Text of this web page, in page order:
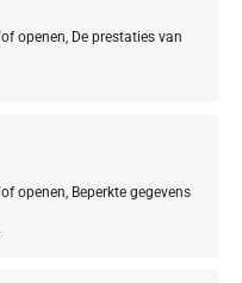
openen, De prestaties van
openen, Beperkte gegevens